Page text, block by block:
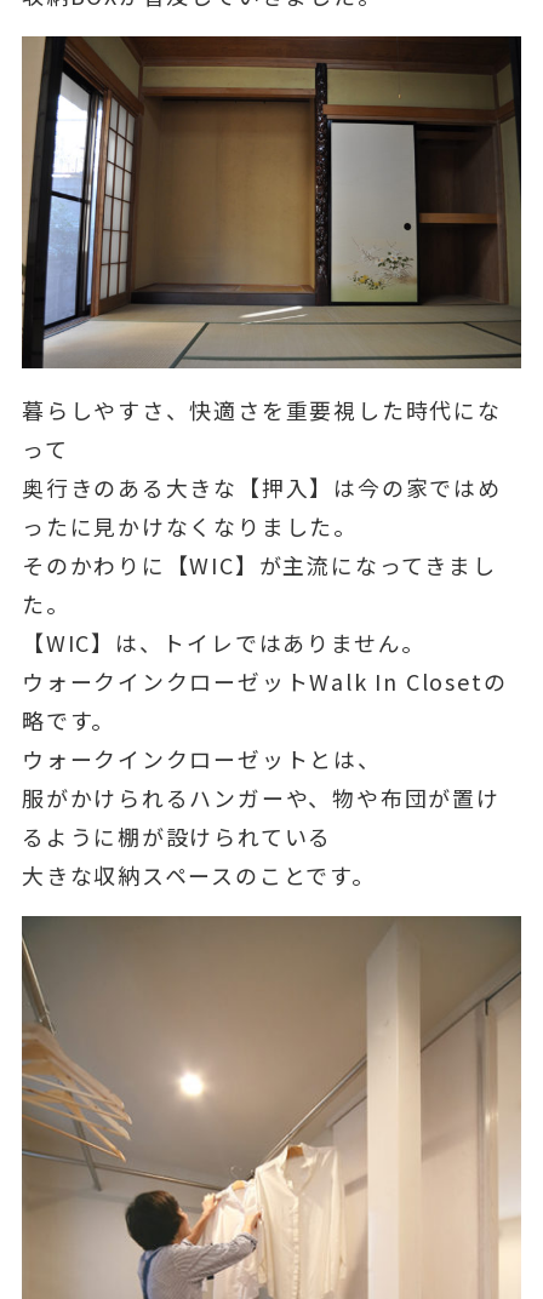
暮らしやすさ、快適さを重要視した時代にな
って
奥行きのある大きな【押入】は今の家ではめ
ったに見かけなくなりました。
そのかわりに【WIC】が主流になってきまし
た。
【WIC】は、トイレではありません。
ウォークインクローゼットWalk In Closetの
略です。
ウォークインクローゼットとは、
服がかけられるハンガーや、物や布団が置け
るように棚が設けられている
大きな収納スペースのことです。